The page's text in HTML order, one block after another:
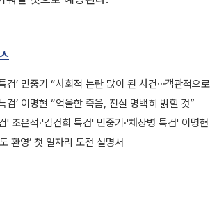
검’ 민중기 “사회적 논란 많이 된 사건⋯객관적으
검’ 이명현 “억울한 죽음, 진실 명백히 밝힐 것”
' 조은석·'김건희 특검' 민중기·'채상병 특검' 이명현
환영’ 첫 일자리 도전 설명서